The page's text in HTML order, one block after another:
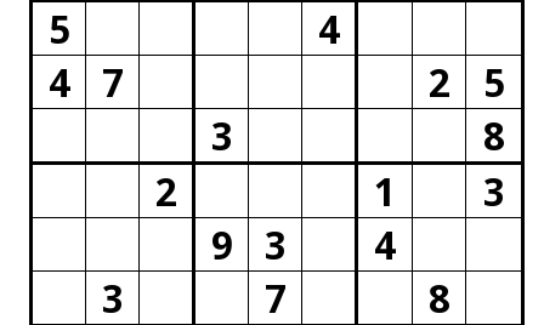
5
4
4
7 2
5
3
8
2
1
3
9
3
4
3
7 8